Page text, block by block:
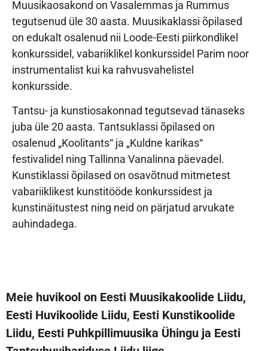
Muusikaosakond on Vasalemmas ja Rummus
tegutsenud üle 30 aasta. Muusikaklassi õpilased
on edukalt osalenud nii Loode-Eesti piirkondlikel
konkurssidel, vabariiklikel konkurssidel Parim noor
instrumentalist kui ka rahvusvahelistel
konkursside.
Tantsu- ja kunstiosakonnad tegutsevad tänaseks
juba üle 20 aasta. Tantsuklassi õpilased on
osalenud „Koolitants“ ja „Kuldne karikas“
festivalidel ning Tallinna Vanalinna päevadel.
Kunstiklassi õpilased on osavõtnud mitmetest
vabariiklikest kunstitööde konkurssidest ja
kunstinäitustest ning neid on pärjatud arvukate
auhindadega.
Meie huvikool on Eesti Muusikakoolide Liidu,
Eesti Huvikoolide Liidu, Eesti Kunstikoolide
Liidu, Eesti Puhkpillimuusika Ühingu ja Eesti